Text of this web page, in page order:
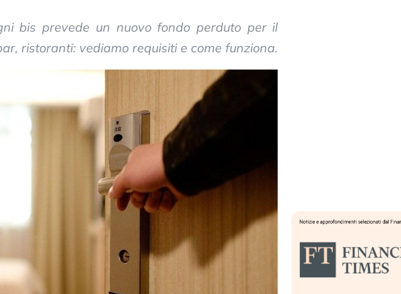
bis prevede un nuovo fondo perduto per il
ristoranti: vediamo requisiti e come funziona.